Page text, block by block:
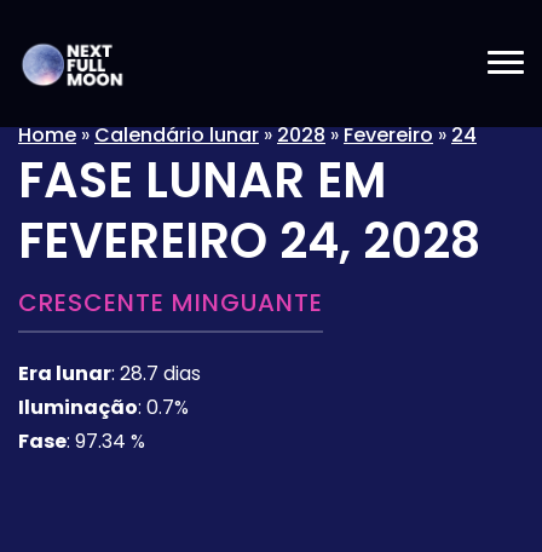
Home»Calendário lunar»2028»Fevereiro»24
FASE LUNAR EM
FEVEREIRO 24, 2028
CRESCENTE MINGUANTE
Era lunar: 28.7 dias
Iluminação: 0.7%
Fase: 97.34 %